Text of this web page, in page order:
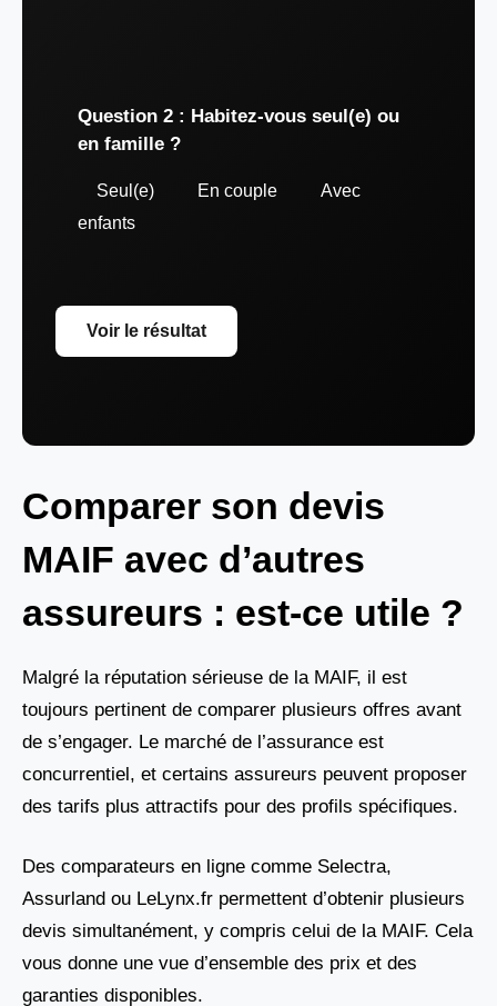
Question 2 : Habitez-vous seul(e) ou
en famille ?
Seul(e) En couple
Avec
enfants
Voir le résultat
Comparer son devis
MAIF avec d’autres
assureurs : est-ce utile ?
Malgré la réputation sérieuse de la MAIF, il est
toujours pertinent de comparer plusieurs offres avant
de s’engager. Le marché de l’assurance est
concurrentiel, et certains assureurs peuvent proposer
des tarifs plus attractifs pour des profils spécifiques.
Des comparateurs en ligne comme Selectra,
Assurland ou LeLynx.fr permettent d’obtenir plusieurs
devis simultanément, y compris celui de la MAIF. Cela
vous donne une vue d’ensemble des prix et des
garanties disponibles.